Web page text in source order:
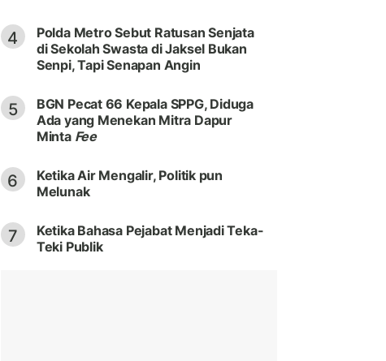
4
Polda Metro Sebut Ratusan Senjata
di Sekolah Swasta di Jaksel Bukan
Senpi, Tapi Senapan Angin
5
BGN Pecat 66 Kepala SPPG, Diduga
Ada yang Menekan Mitra Dapur
Minta Fee
6
Ketika Air Mengalir, Politik pun
Melunak
7
Ketika Bahasa Pejabat Menjadi Teka-
Teki Publik